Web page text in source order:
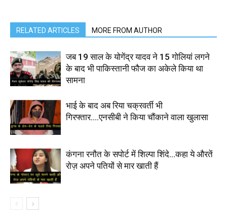
RELATED ARTICLES MORE FROM AUTHOR
जब 19 साल के योगेंद्र यादव ने 15 गोलियां लगने
के बाद भी पाकिस्तानी फौज का अकेले किया था
सामना
भाई के बाद अब रिया चक्रवर्ती भी
गिरफ्तार….एनसीबी ने किया चौंकाने वाला खुलासा
कंगना रनौत के सपोर्ट में शिल्पा शिंदे…कहा ये औरतें
रोज़ अपने पतियों से मार खाती हैं